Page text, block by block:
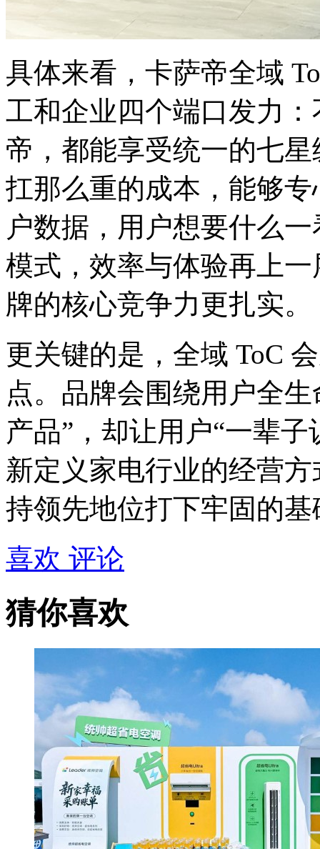
具体来看，卡萨帝全域
工和企业四个端口发力
帝，都能享受统一的七
扛那么重的成本，能够
户数据，用户想要什么
模式，效率与体验再上
牌的核心竞争力更扎实。
更关键的是，全域 ToC
点。品牌会围绕用户全
产品”，却让用户“一辈
新定义家电行业的经营
持领先地位打下牢固的基
喜欢 评论
猜你喜欢